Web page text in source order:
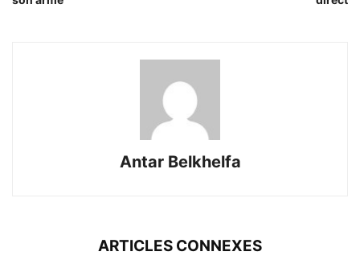
Antar Belkhelfa
ARTICLES CONNEXES